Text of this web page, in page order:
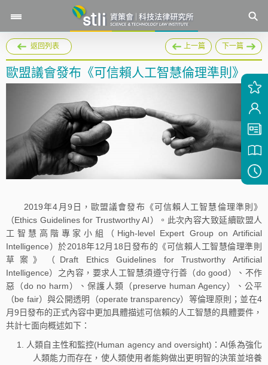
返回列表 上一篇 下一篇
歐盟議會發布《可信賴人工智慧倫理準則》
2019年4月9日，歐盟議會發布《可信賴人工智慧倫理準則》
（Ethics Guidelines for Trustworthy AI）。此次內容大致延續歐盟人
工智慧高階專家小組（High-level Expert Group on Artificial
Intelligence）於2018年12月18日發布的《可信賴人工智慧倫理準則
草案》（Draft Ethics Guidelines for Trustworthy Artificial
Intelligence）之內容，要求人工智慧須遵守行善（do good）、不作
惡（do no harm）、保護人類（preserve human Agency）、公平
（be fair）與公開透明（operate transparency）等倫理原則；並在4
月9日發布的正式內容中更加具體描述可信賴的人工智慧的具體要件，
共計七面向概述如下：
人類自主性和監控(Human agency and oversight)：AI係為強化
人類能力而存在，使人類使用者能夠做出更明智的決策並培養